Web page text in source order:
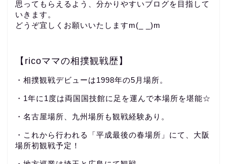
思ってもらえるよう、分かりやすいブログを目指して
いきます。
どうぞ宜しくお願いいたしますm(_ _)m
【ricoママの相撲観戦歴】
・相撲観戦デビューは1998年の5月場所。
・1年に1度は両国国技館に足を運んで本場所を堪能☆
・名古屋場所、九州場所も観戦経験あり。
・これから行われる「平成最後の春場所」にて、大阪
場所初観戦予定！